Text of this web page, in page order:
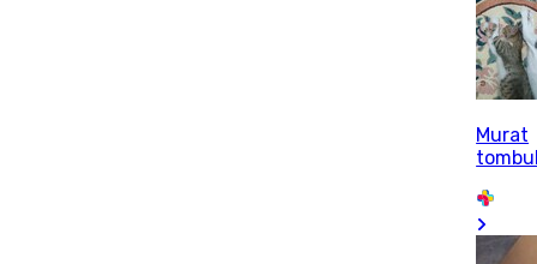
Murat